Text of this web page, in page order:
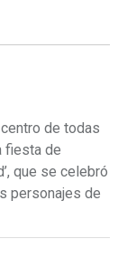
de todas
fiesta de
que se celebró
personajes de